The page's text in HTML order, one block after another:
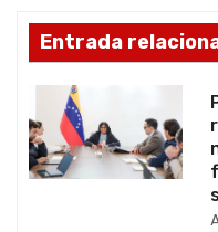
n
d
e
e
Entrada